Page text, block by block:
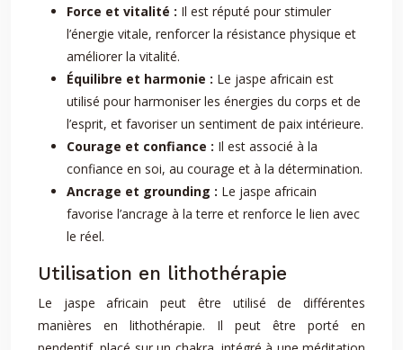
Force et vitalité : Il est réputé pour stimuler
l’énergie vitale, renforcer la résistance physique et
améliorer la vitalité.
Équilibre et harmonie : Le jaspe africain est
utilisé pour harmoniser les énergies du corps et de
l’esprit, et favoriser un sentiment de paix intérieure.
Courage et confiance : Il est associé à la
confiance en soi, au courage et à la détermination.
Ancrage et grounding : Le jaspe africain
favorise l’ancrage à la terre et renforce le lien avec
le réel.
Utilisation en lithothérapie
Le jaspe africain peut être utilisé de différentes
manières en lithothérapie. Il peut être porté en